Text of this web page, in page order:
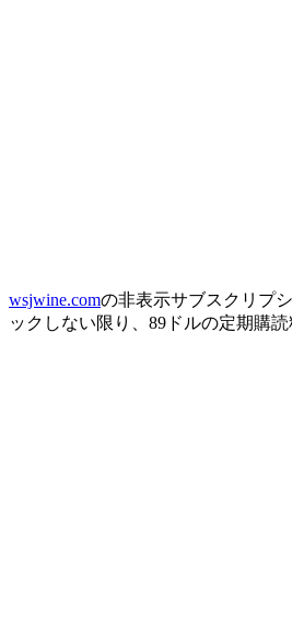
wsjwine.comの非表示サブスクリプ
ックしない限り、89ドルの定期購読